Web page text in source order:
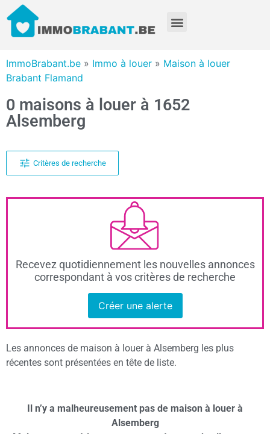
ImmoBrabant.be » Immo à louer » Maison à louer
Brabant Flamand
0 maisons à louer à 1652
Alsemberg
Critères de recherche
Recevez quotidiennement les nouvelles annonces
correspondant à vos critères de recherche
Créer une alerte
Les annonces de maison à louer à Alsemberg les plus
récentes sont présentées en tête de liste.
Il n’y a malheureusement pas de maison à louer à
Alsemberg